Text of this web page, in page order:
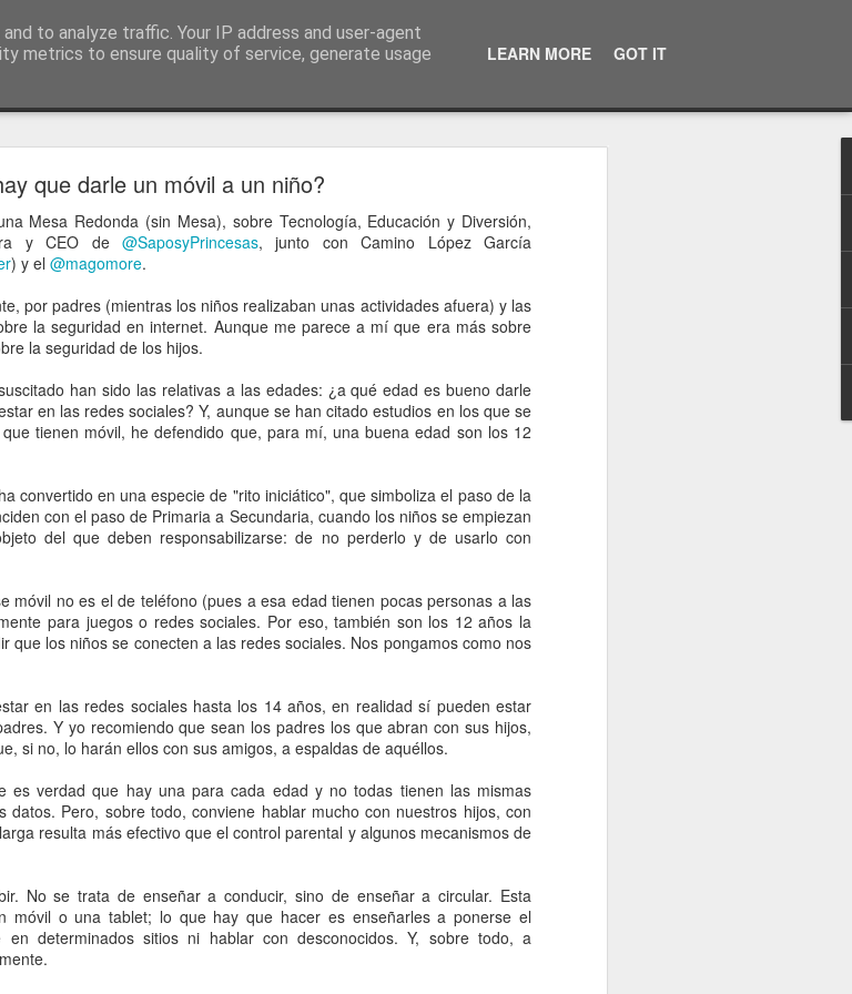
que darle un móvil a un niño?
Mesa Redonda (sin Mesa), sobre Tecnología, Educación y Diversión,
y CEO de @SaposyPrincesas, junto con Camino López García
) y el @magomore.
por padres (mientras los niños realizaban unas actividades afuera) y las
la seguridad en internet. Aunque me parece a mí que era más sobre
la seguridad de los hijos.
han sido las relativas a las edades: ¿a qué edad es bueno darle
en las redes sociales? Y, aunque se han citado estudios en los que se
tienen móvil, he defendido que, para mí, una buena edad son los 12
convertido en una especie de "rito iniciático", que simboliza el paso de la
con el paso de Primaria a Secundaria, cuando los niños se empiezan
del que deben responsabilizarse: de no perderlo y de usarlo con
móvil no es el de teléfono (pues a esa edad tienen pocas personas a las
para juegos o redes sociales. Por eso, también son los 12 años la
que los niños se conecten a las redes sociales. Nos pongamos como nos
en las redes sociales hasta los 14 años, en realidad sí pueden estar
Y yo recomiendo que sean los padres los que abran con sus hijos,
si no, lo harán ellos con sus amigos, a espaldas de aquéllos.
es verdad que hay una para cada edad y no todas tienen las mismas
Pero, sobre todo, conviene hablar mucho con nuestros hijos, con
resulta más efectivo que el control parental y algunos mecanismos de
No se trata de enseñar a conducir, sino de enseñar a circular. Esta
móvil o una tablet; lo que hay que hacer es enseñarles a ponerse el
determinados sitios ni hablar con desconocidos. Y, sobre todo, a
to analyze traffic. Your IP address and user-agent
metrics to ensure quality of service, generate usage
LEARN MORE GOT IT
reflexiones sobre la sociedad de la información
2022 en lainformación.com
lainformacion.com:
la vía civil, ¿Y en la penal y administrativa?
en España
y la exclusión de las personas mayores